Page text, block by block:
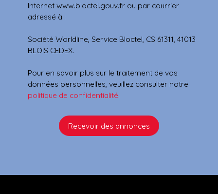
Internet www.bloctel.gouv.fr ou par courrier
adressé à :
Société Worldline, Service Bloctel, CS 61311, 41013
BLOIS CEDEX.
Pour en savoir plus sur le traitement de vos
données personnelles, veuillez consulter notre
politique de confidentialité.
Recevoir des annonces